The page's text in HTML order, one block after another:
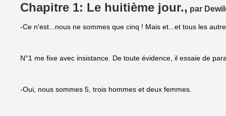
Chapitre 1: Le huitième jour., par
-Ce n'est...nous ne sommes que cinq ! Mais et...et tous les
N°1 me fixe avec insistance. De toute évidence, il essaie de
-Oui, nous sommes 5, trois hommes et deux femmes.